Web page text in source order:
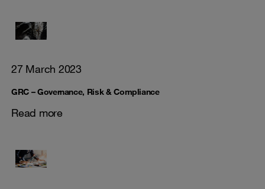
27 March 2023
GRC – Governance, Risk & Compliance
Read more